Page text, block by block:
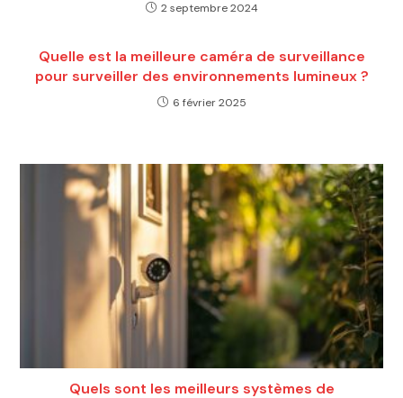
2 septembre 2024
Quelle est la meilleure caméra de surveillance
pour surveiller des environnements lumineux ?
6 février 2025
Quels sont les meilleurs systèmes de